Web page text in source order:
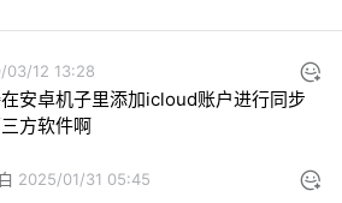
03/12 13:28
安卓机子里添加icloud账户进行同步
方软件啊
2025/01/31 05:45